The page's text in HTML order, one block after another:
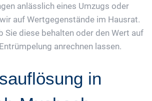
anlässlich eines Umzugs oder
auf Wertgegenstände im Hausrat.
Sie diese behalten oder den Wert auf
anrechnen lassen.
in